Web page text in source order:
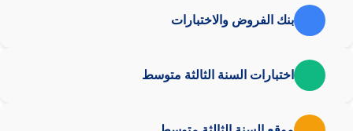
بنك الفروض والاختبارات
اختبارات السنة الثالثة متوسط